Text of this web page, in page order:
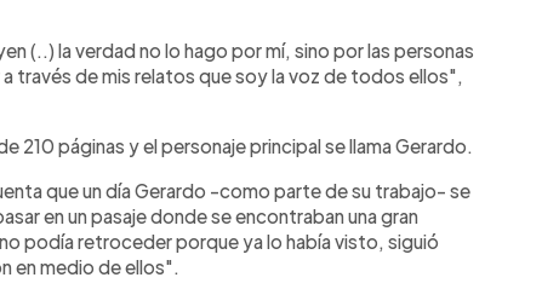
(..) la verdad no lo hago por mí, sino por las personas
través de mis relatos que soy la voz de todos ellos",
210 páginas y el personaje principal se llama Gerardo.
que un día Gerardo -como parte de su trabajo- se
en un pasaje donde se encontraban una gran
podía retroceder porque ya lo había visto, siguió
en medio de ellos".